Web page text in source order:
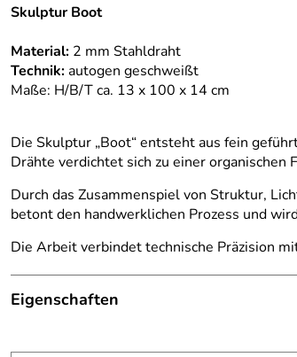
Skulptur Boot
Material: 2 mm Stahldraht
Technik:autogen geschweißt
Maße: H/B/T ca. 13 x 100 x 14 cm
Die Skulptur „Boot“ entsteht aus fein
Drähte verdichtet sich zu einer
Durch das Zusammenspiel von Struktur,
betont den handwerklichen Prozess und
Die Arbeit verbindet technische Präzision
Eigenschaften